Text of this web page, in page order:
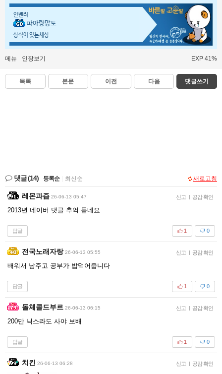
인벤러
파아랑망토
상식이 있는세상
메뉴 인장보기 EXP 41%
목록 본문 이전 다음 댓글쓰기
댓글(14) 등록순 최신순 새로고침
레몬과즙 26-06-13 05:47 신고 | 공감 확인
2013년 네이버 댓글 추억 돋네요
답글 0
1
전국노래자랑 26-06-13 05:55 신고 | 공감 확인
배워서 남주고 공부가 밥먹어줍니다
답글 0
1
돌체콜드부르 26-06-13 06:15 신고 | 공감 확인
200만 닉스라도 사야 보배
답글 0
1
치킨 26-06-13 06:28 신고 | 공감 확인